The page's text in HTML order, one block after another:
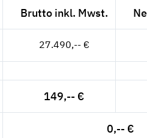
Brutto inkl. Mwst.
27.490,-- €
149,-- €
0,-- €